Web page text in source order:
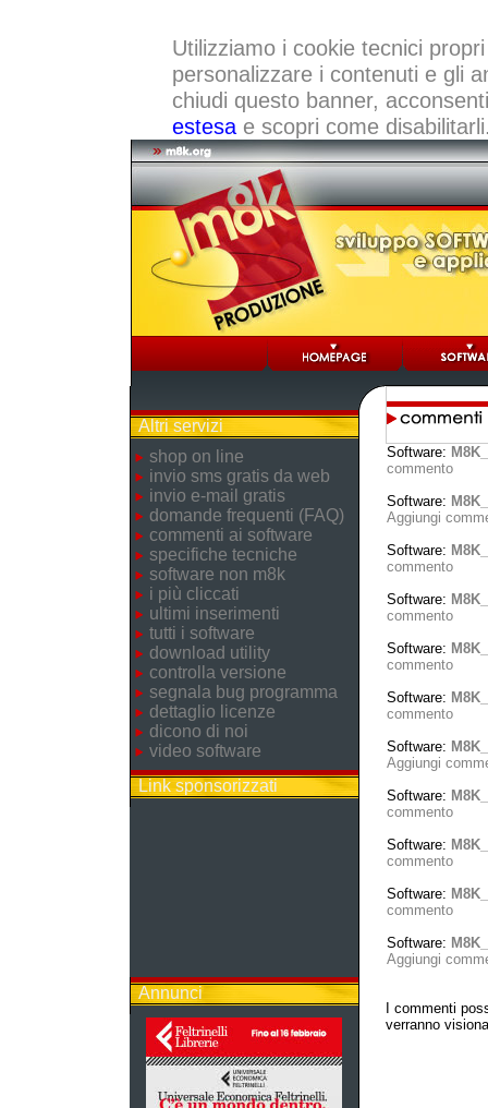
Utilizziamo i cookie tecnici
personalizzare i contenuti e gli
chiudi questo banner,
estesae scopri come
Altri servizi
shop on line
invio sms gratis da web
invio e-mail gratis
domande frequenti (FAQ)
commenti ai software
specifiche tecniche
software non m8k
i più cliccati
ultimi inserimenti
tutti i software
download utility
controlla versione
segnala bug programma
dettaglio licenze
dicono di noi
video software
Link sponsorizzati
Annunci
Software:
commento
Software:
Aggiungi
Software:
commento
Software:
commento
Software:
commento
Software:
commento
Software:
Aggiungi
Software:
commento
Software:
commento
Software:
commento
Software:
Aggiungi
I commenti
verranno